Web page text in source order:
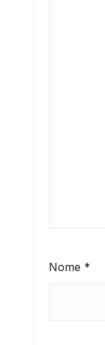
Nome *